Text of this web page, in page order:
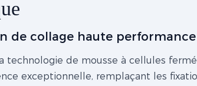
de collage haute performance
technologie de mousse à cellules
exceptionnelle, remplaçant les